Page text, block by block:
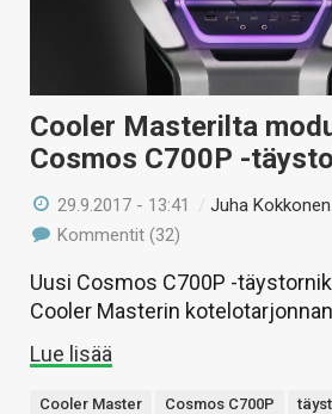
Cooler Masterilta
Cosmos C700P -
29.9.2017 - 13:41 /Juha Kokkonen
Kommentit (32)
Uusi Cosmos C700P -
Cooler Masterin
Lue lisää
Cooler Master Cosmos C700P